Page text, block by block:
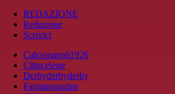
REDAZIONE
Redazione
Scrivici
Calcionapoli1926
Cittaceleste
Derbyderbyderby
Fantamagazine